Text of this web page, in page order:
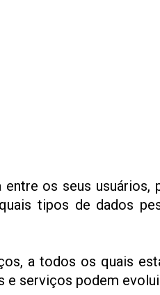
os seus usuários,
tipos de dados
a todos os quais
e serviços podem